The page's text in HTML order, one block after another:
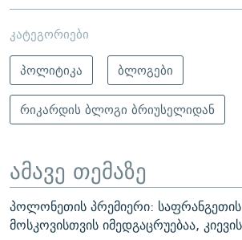
კატეგორიები
პოლიტიკა
ბლოგები
რიკარდის ბლოგი ბრიუსელიდან
ამავე თემაზე
პოლონეთის პრემიერი: საფრანგეთის
მოსკოვისთვის იმედგაცრუებაა,